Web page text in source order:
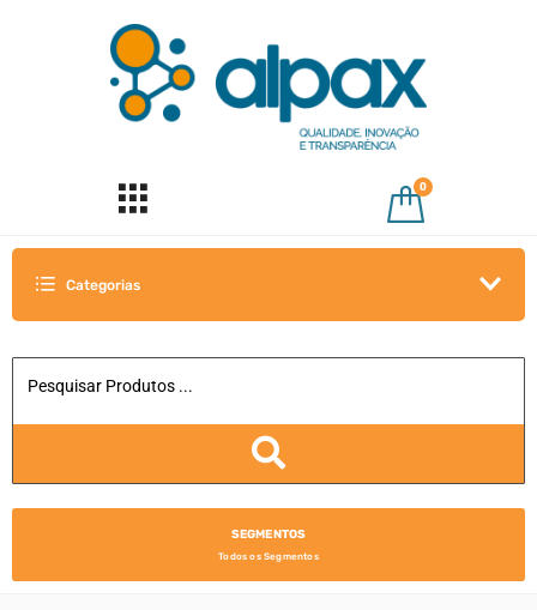
0
Categorias
SEGMENTOS
Todos os Segmentos